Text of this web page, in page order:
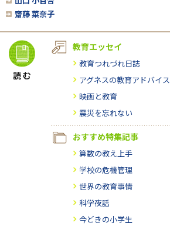
齋藤 菜奈子
教育エッセイ
教育つれづれ日誌
アグネスの教育アドバイス
映画と教育
震災を忘れない
おすすめ特集記事
算数の教え上手
学校の危機管理
世界の教育事情
科学夜話
今どきの小学生